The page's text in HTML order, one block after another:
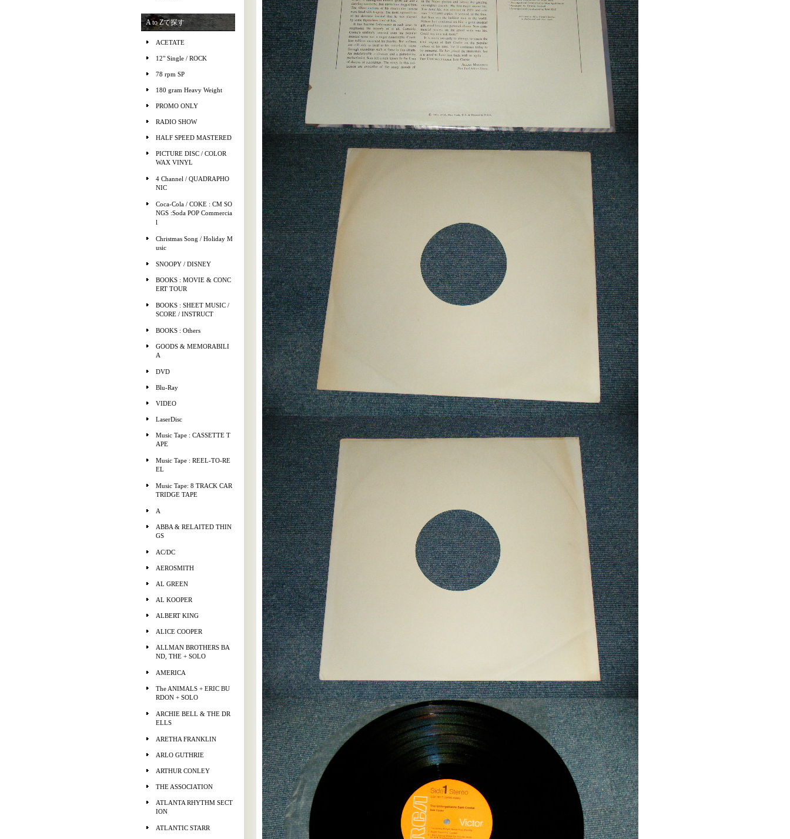
A to Zで探す
ACETATE
12" Single / ROCK
78 rpm SP
180 gram Heavy Weight
PROMO ONLY
RADIO SHOW
HALF SPEED MASTERED
PICTURE DISC / COLOR
WAX VINYL
4 Channel / QUADRAPHO
NIC
Coca-Cola / COKE : CM SO
NGS :Soda POP Commercia
l
Christmas Song / Holiday M
usic
SNOOPY / DISNEY
BOOKS : MOVIE & CONC
ERT TOUR
BOOKS : SHEET MUSIC /
SCORE / INSTRUCT
BOOKS : Others
GOODS & MEMORABILI
A
DVD
Blu-Ray
VIDEO
LaserDisc
Music Tape : CASSETTE T
APE
Music Tape : REEL-TO-RE
EL
Music Tape: 8 TRACK CAR
TRIDGE TAPE
A
ABBA & RELAITED THIN
GS
AC/DC
AEROSMITH
AL GREEN
AL KOOPER
ALBERT KING
ALICE COOPER
ALLMAN BROTHERS BA
ND, THE + SOLO
AMERICA
The ANIMALS + ERIC BU
RDON + SOLO
ARCHIE BELL & THE DR
ELLS
ARETHA FRANKLIN
ARLO GUTHRIE
ARTHUR CONLEY
THE ASSOCIATION
ATLANTA RHYTHM SECT
ION
ATLANTIC STARR